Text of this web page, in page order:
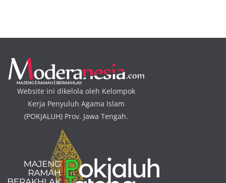
Website ini dikelola oleh Kelompok
Kerja Penyuluh Agama Islam
(POKJALUH) Prov. Jawa Tengah.